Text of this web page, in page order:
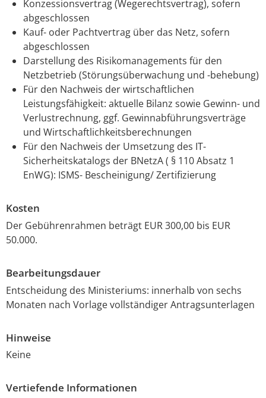
Konzessionsvertrag (Wegerechtsvertrag), sofern
abgeschlossen
Kauf- oder Pachtvertrag über das Netz, sofern
abgeschlossen
Darstellung des Risikomanagements für den
Netzbetrieb (Störungsüberwachung und -behebung)
Für den Nachweis der wirtschaftlichen
Leistungsfähigkeit: aktuelle Bilanz sowie Gewinn- und
Verlustrechnung, ggf. Gewinnabführungsverträge
und Wirtschaftlichkeitsberechnungen
Für den Nachweis der Umsetzung des IT-
Sicherheitskatalogs der BNetzA ( § 110 Absatz 1
EnWG): ISMS- Bescheinigung/ Zertifizierung
Kosten
Der Gebührenrahmen beträgt EUR 300,00 bis EUR
50.000.
Bearbeitungsdauer
Entscheidung des Ministeriums: innerhalb von sechs
Monaten nach Vorlage vollständiger Antragsunterlagen
Hinweise
Keine
Vertiefende Informationen